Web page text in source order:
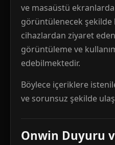
ve masaüstü
görüntülenecek şekilde
cihazlardan ziyaret
görüntüleme ve
edebilmektedir.
Böylece içeriklere
ve sorunsuz şekilde
Onwin Duyuru